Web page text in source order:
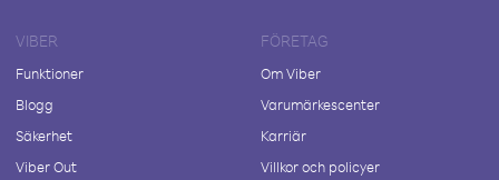
VIBER
Funktioner
Blogg
Säkerhet
Viber Out
FÖRETAG
Om Viber
Varumärkescenter
Karriär
Villkor och policyer